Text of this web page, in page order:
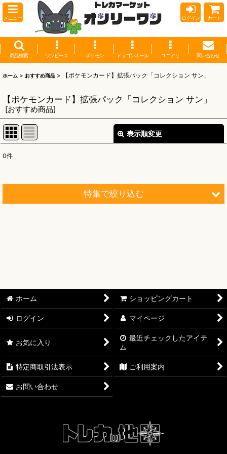
メニュー ログイン カート
商品検索 ワンピース ポケモン ドラゴンボール ユニアリ 問い合わせ
ホーム > おすすめ商品 > 【ポケモンカード】拡張パック「コレクション サン」
【ポケモンカード】拡張パック「コレクション サン」
[おすすめ商品]
表示順変更
0件
特集で絞り込む
【ワンピースカード】ブースターパック 決戦の刻【OP-16】
【ワンピースカード】ブースターパック 神の島の冒険【OP-
15】
【ワンピースカード】エクストラブースター EGGHEAD
CRISIS【EB-04】
【ワンピースカード】ブースターパック 蒼海の七傑【OP-14】
【ワンピースカード】ブースターパック 受け継がれる意志
ホーム ショッピングカート
ログイン マイページ
お気に入り
最近チェックしたアイテ
ム
特定商取引法表示 ご利用案内
お問い合わせ